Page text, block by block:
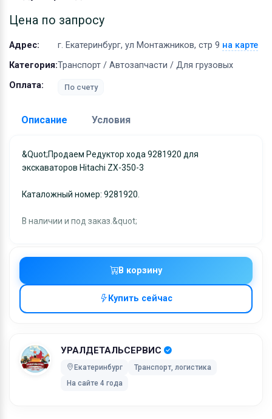
В корзину
Купить сейчас
УРАЛДЕТАЛЬСЕРВИС
Екатеринбург
Транспорт, логистика
На сайте 4 года
Цена по запросу
Адрес: г. Екатеринбург, ул Монтажников, стр 9 на карте
Категория:Транспорт / Автозапчасти / Для грузовых
Оплата:
По счету
Описание Условия
&quot;Продаем Редуктор хода 9281920 для
экскаваторов Hitachi ZX-350-3
Каталожный номер: 9281920.
В наличии и под заказ.&quot;
Доставка:
Адрес самовывоза:
Условия и гарантии:
Отправка товара осуществляется в течение 2-х
без обязательной подписи. При выборе доставки
через UPS Extra с обязательной подписью, с Вас
будет взиматься дополнительная плата. Перед
выбором способа доставки, просим связаться с
заказа онлайн.
Материалы